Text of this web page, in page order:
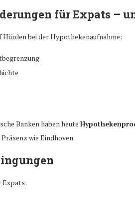
für Expats –
bei der Hypothekenaufnahme:
Banken haben heute
wie Eindhoven.
Expats: